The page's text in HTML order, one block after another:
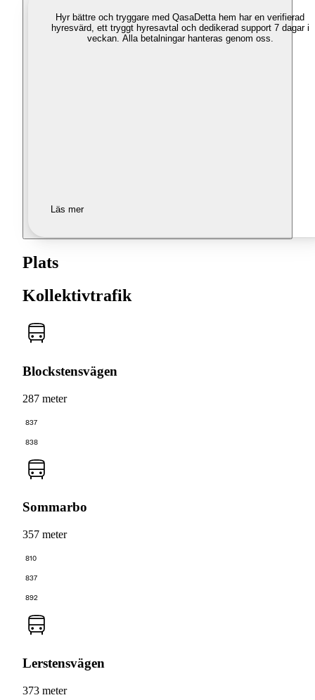
Hyr bättre och tryggare med QasaDetta hem har en verifierad
hyresvärd, ett tryggt hyresavtal och dedikerad support 7 dagar i
veckan. Alla betalningar hanteras genom oss.
Läs mer
Plats
Kollektivtrafik
Blockstensvägen
287 meter
837
838
Sommarbo
357 meter
810
837
892
Lerstensvägen
373 meter